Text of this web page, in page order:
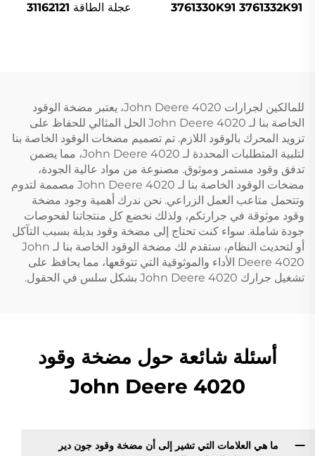
3761330K91 3761332K91
عجلة الطاقة 31162121
للمالكين لجرارات John Deere 4020، يعتبر مضخة الوقود
الخاصة بنا لـ John Deere 4020 الحل المثالي للحفاظ على
تزويد المحرك بالوقود اللازم. تم تصميم مضخات الوقود الخاصة بنا
لتلبية المتطلبات المحددة لـ John Deere 4020، مما يضمن
تدفق وقود مستمر وموثوق. مصنوعة من مواد عالية الجودة،
مضخات الوقود الخاصة بنا لـ John Deere 4020 مصممة لتدوم
وتتحمل متاعب العمل الزراعي. نحن ندرك أهمية وجود مضخة
وقود موثوقة في جرارتكم، ولذلك نخضع كل منتجاتنا لفحوصات
جودة شاملة. سواء كنت تحتاج إلى مضخة وقود بديلة بسبب التآكل
أو لتحديث النظام، ستقدم لك مضخة الوقود الخاصة بنا لـ John
Deere 4020 الأداء والموثوقية التي تتوقعها، مما يحافظ على
تشغيل جرارك John Deere 4020 بشكل سلس في الحقول.
أسئلة شائعة حول مضخة وقود
John Deere 4020
ما هي العلامات التي تشير إلى أن مضخة وقود جون دير